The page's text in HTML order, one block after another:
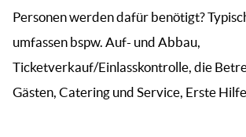
Personen werden dafür benötigt?
umfassen bspw. Auf- und Abbau,
Ticketverkauf/Einlasskontrolle, die
Gästen, Catering und Service, Erste